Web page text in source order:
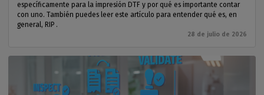
específicamente para la impresión DTF y por qué es importante contar
con uno. También puedes leer este artículo para entender qué es, en
general, RIP .
28 de julio de 2026